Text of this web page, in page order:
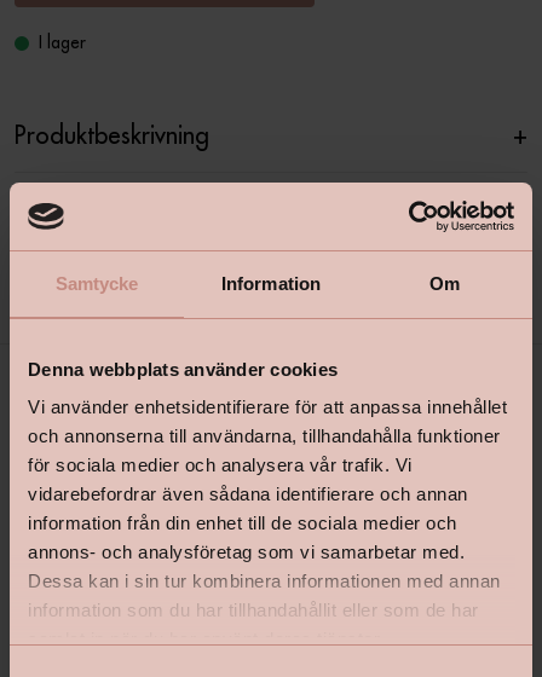
Samtycke Information Om
Denna webbplats använder cookies
Vi använder enhetsidentifierare för att anpassa innehållet
och annonserna till användarna, tillhandahålla funktioner
för sociala medier och analysera vår trafik. Vi
vidarebefordrar även sådana identifierare och annan
information från din enhet till de sociala medier och
annons- och analysföretag som vi samarbetar med.
Dessa kan i sin tur kombinera informationen med annan
information som du har tillhandahållit eller som de har
I lager
Produktbeskrivning +
shop@happyhomes.se
Vanliga frågor & svar